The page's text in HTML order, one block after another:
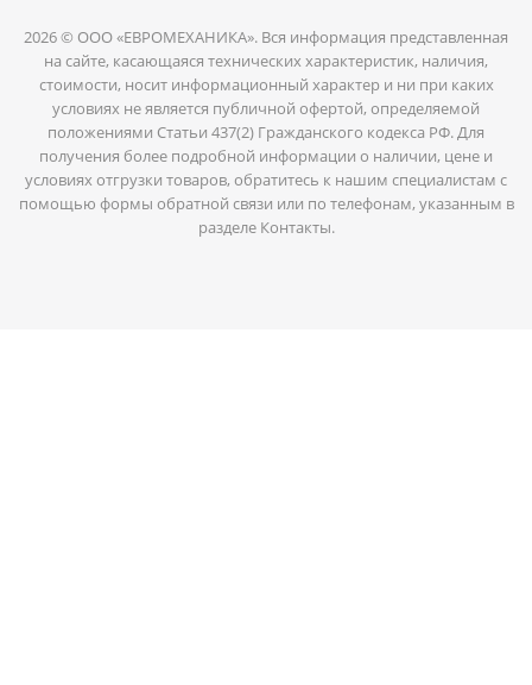
2026 © ООО «ЕВРОМЕХАНИКА». Вся информация представленная
на сайте, касающаяся технических характеристик, наличия,
стоимости, носит информационный характер и ни при каких
условиях не является публичной офертой, определяемой
положениями Статьи 437(2) Гражданского кодекса РФ. Для
получения более подробной информации о наличии, цене и
условиях отгрузки товаров, обратитесь к нашим специалистам с
помощью формы обратной связи или по телефонам, указанным в
разделе Контакты.